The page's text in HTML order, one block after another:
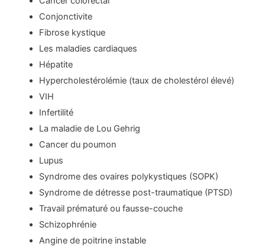
Conjonctivite
Fibrose kystique
Les maladies cardiaques
Hépatite
Hypercholestérolémie (taux de cholestérol élevé)
VIH
Infertilité
La maladie de Lou Gehrig
Cancer du poumon
Lupus
Syndrome des ovaires polykystiques (SOPK)
Syndrome de détresse post-traumatique (PTSD)
Travail prématuré ou fausse-couche
Schizophrénie
Angine de poitrine instable